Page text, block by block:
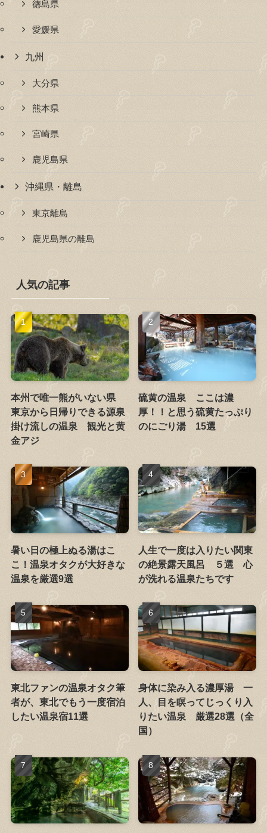
徳島県
愛媛県
九州
大分県
熊本県
宮崎県
鹿児島県
沖縄県・離島
東京離島
鹿児島県の離島
人気の記事
本州で唯一熊がいない県
東京から日帰りできる源泉
掛け流しの温泉 観光と黄
金アジ
硫黄の温泉 ここは濃
厚！！と思う硫黄たっぷり
のにごり湯 15選
暑い日の極上ぬる湯はこ
こ！温泉オタクが大好きな
温泉を厳選9選
人生で一度は入りたい関東
の絶景露天風呂 ５選 心
が洗れる温泉たちです
東北ファンの温泉オタク筆
者が、東北でもう一度宿泊
したい温泉宿11選
身体に染み入る濃厚湯 一
人、目を瞑ってじっくり入
りたい温泉 厳選28選（全
国）